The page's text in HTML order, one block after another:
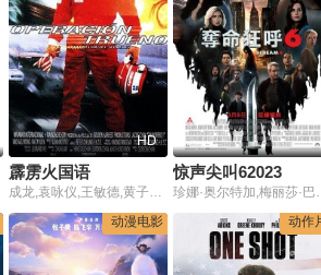
HD
霹雳火国语
成龙,袁咏仪,王敏德,黄子华,托斯顿·尼克尔,文颂娴,加山雄三,泽田谦也,楚原,元奎,钱嘉乐
惊声尖叫62023
珍娜·奥
动漫电影 动作